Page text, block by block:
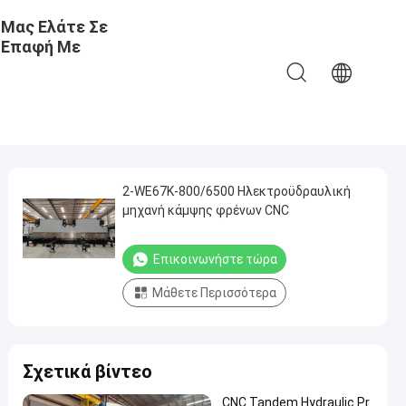
Μας Ελάτε Σε
Επαφή Με
2-WE67K-800/6500 Ηλεκτροϋδραυλική
μηχανή κάμψης φρένων CNC
Επικοινωνήστε τώρα
Μάθετε Περισσότερα
Σχετικά βίντεο
CNC Tandem Hydraulic Pr